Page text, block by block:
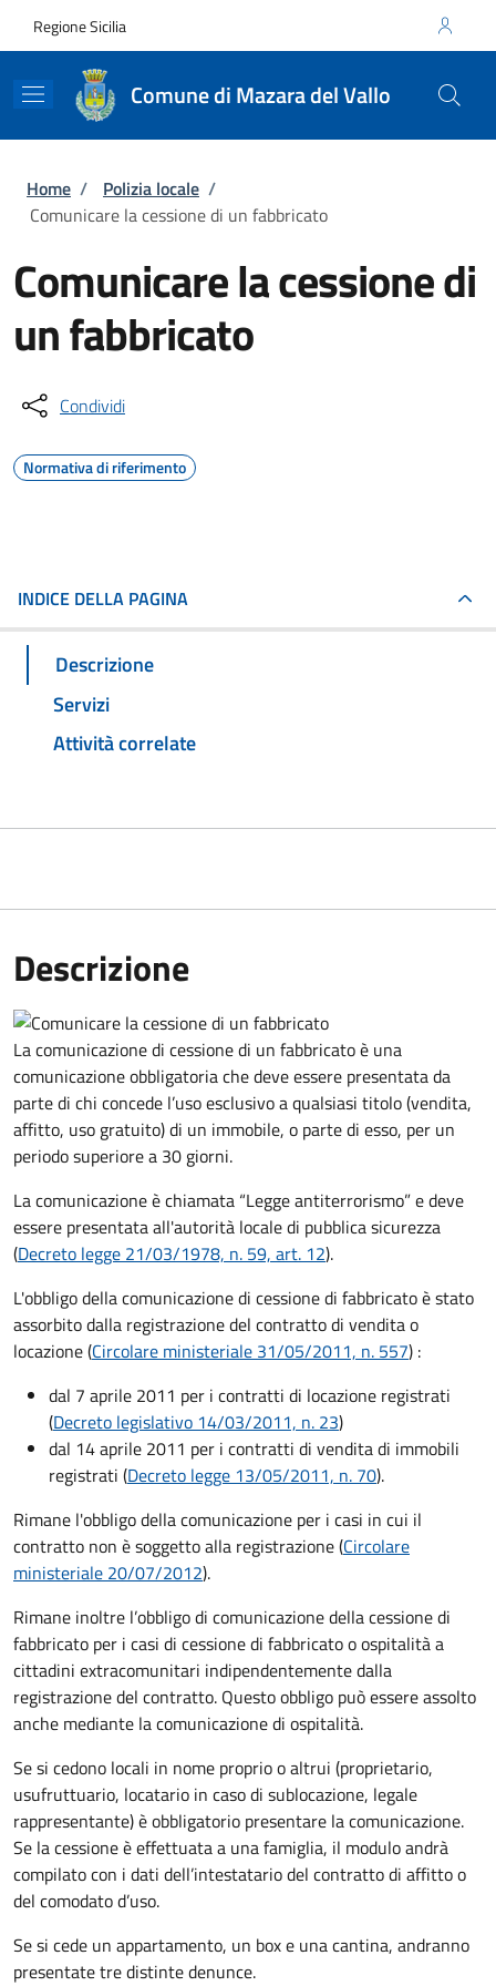
Regione Sicilia
Comune di Mazara del Vallo
Briciole di pane
Home / Polizia locale /
Comunicare la cessione di un fabbricato
Comunicare la cessione di
un fabbricato
Condividi
Normativa di riferimento
INDICE DELLA PAGINA
Descrizione
Servizi
Attività correlate
Descrizione
La comunicazione di cessione di un fabbricato è una
comunicazione obbligatoria che deve essere presentata da
parte di chi concede l’uso esclusivo a qualsiasi titolo (vendita,
affitto, uso gratuito) di un immobile, o parte di esso, per un
periodo superiore a 30 giorni.
La comunicazione è chiamata “Legge antiterrorismo” e deve
essere presentata all'autorità locale di pubblica sicurezza
(Decreto legge 21/03/1978, n. 59, art. 12).
L'obbligo della comunicazione di cessione di fabbricato è stato
assorbito dalla registrazione del contratto di vendita o
locazione (Circolare ministeriale 31/05/2011, n. 557) :
dal 7 aprile 2011 per i contratti di locazione registrati
(Decreto legislativo 14/03/2011, n. 23)
dal 14 aprile 2011 per i contratti di vendita di immobili
registrati (Decreto legge 13/05/2011, n. 70).
Rimane l'obbligo della comunicazione per i casi in cui il
contratto non è soggetto alla registrazione (Circolare
ministeriale 20/07/2012).
Rimane inoltre l’obbligo di comunicazione della cessione di
fabbricato per i casi di cessione di fabbricato o ospitalità a
cittadini extracomunitari indipendentemente dalla
registrazione del contratto. Questo obbligo può essere assolto
anche mediante la comunicazione di ospitalità.
Se si cedono locali in nome proprio o altrui (proprietario,
usufruttuario, locatario in caso di sublocazione, legale
rappresentante) è obbligatorio presentare la comunicazione.
Se la cessione è effettuata a una famiglia, il modulo andrà
compilato con i dati dell’intestatario del contratto di affitto o
del comodato d’uso.
Se si cede un appartamento, un box e una cantina, andranno
presentate tre distinte denunce.